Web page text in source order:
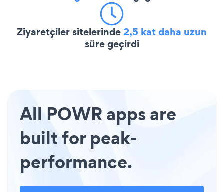
Ziyaretçiler sitelerinde2,5 kat daha uzun
süre geçirdi
All POWR apps are
built for peak-
performance.